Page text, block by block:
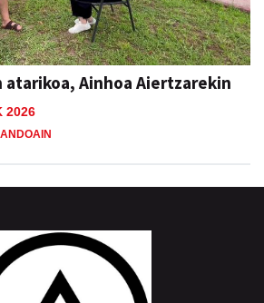
atarikoa, Ainhoa Aiertzarekin
2026
ANDOAIN